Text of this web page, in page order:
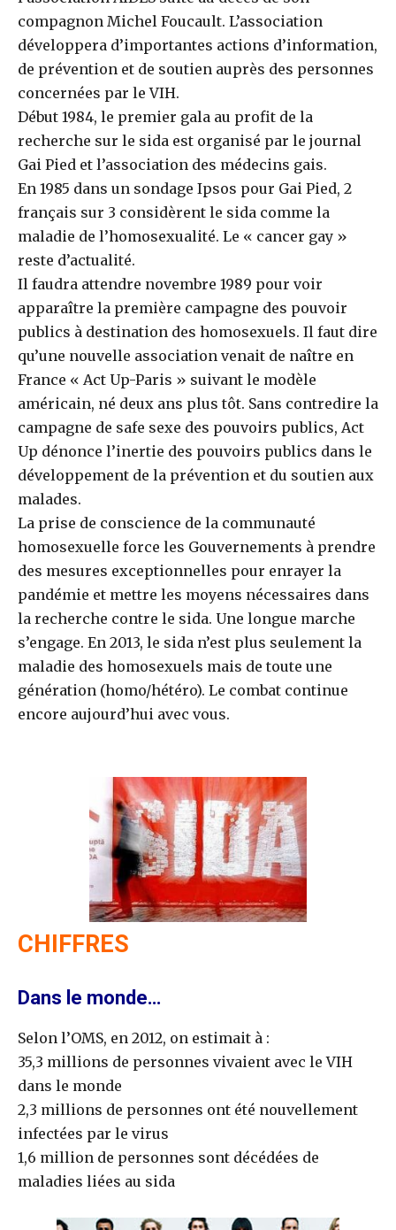
compagnon Michel Foucault. L’association
développera d’importantes actions d’information,
de prévention et de soutien auprès des personnes
concernées par le VIH.
Début 1984, le premier gala au profit de la
recherche sur le sida est organisé par le journal
Gai Pied et l’association des médecins gais.
En 1985 dans un sondage Ipsos pour Gai Pied, 2
français sur 3 considèrent le sida comme la
maladie de l’homosexualité. Le « cancer gay »
reste d’actualité.
Il faudra attendre novembre 1989 pour voir
apparaître la première campagne des pouvoir
publics à destination des homosexuels. Il faut dire
qu’une nouvelle association venait de naître en
France « Act Up-Paris » suivant le modèle
américain, né deux ans plus tôt. Sans contredire la
campagne de safe sexe des pouvoirs publics, Act
Up dénonce l’inertie des pouvoirs publics dans le
développement de la prévention et du soutien aux
malades.
La prise de conscience de la communauté
homosexuelle force les Gouvernements à prendre
des mesures exceptionnelles pour enrayer la
pandémie et mettre les moyens nécessaires dans
la recherche contre le sida. Une longue marche
s’engage. En 2013, le sida n’est plus seulement la
maladie des homosexuels mais de toute une
génération (homo/hétéro). Le combat continue
encore aujourd’hui avec vous.
CHIFFRES
Dans le monde…
Selon l’OMS, en 2012, on estimait à :
35,3 millions de personnes vivaient avec le VIH
dans le monde
2,3 millions de personnes ont été nouvellement
infectées par le virus
1,6 million de personnes sont décédées de
maladies liées au sida